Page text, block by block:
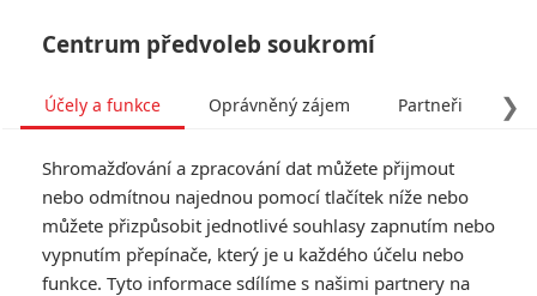
Centrum předvoleb soukromí
❯
Účely a funkce Oprávněný zájem Partneři
Shromažďování a zpracování dat můžete přijmout
nebo odmítnou najednou pomocí tlačítek níže nebo
můžete přizpůsobit jednotlivé souhlasy zapnutím nebo
vypnutím přepínače, který je u každého účelu nebo
funkce. Tyto informace sdílíme s našimi partnery na